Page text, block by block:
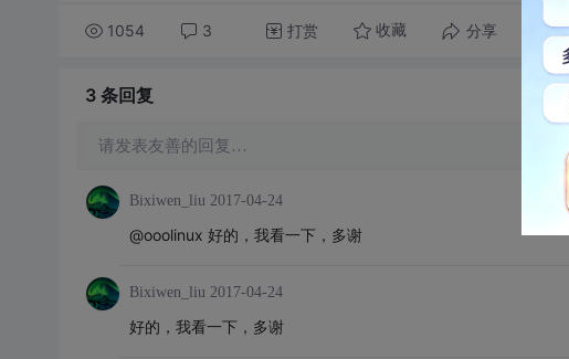
1054 3 打赏 收藏 分享
3 条回复
请发表友善的回复…
Bixiwen_liu 2017-04-24
@ooolinux 好的，我看一下，多谢
Bixiwen_liu 2017-04-24
好的，我看一下，多谢